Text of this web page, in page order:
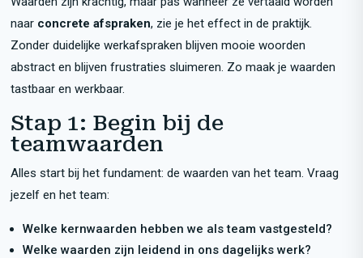
naar concrete afspraken, zie je het effect in de praktijk.
Zonder duidelijke werkafspraken blijven mooie woorden
abstract en blijven frustraties sluimeren. Zo maak je waarden
tastbaar en werkbaar.
Stap 1: Begin bij de
teamwaarden
Alles start bij het fundament: de waarden van het team. Vraag
jezelf en het team:
Welke kernwaarden hebben we als team vastgesteld?
Welke waarden zijn leidend in ons dagelijks werk?